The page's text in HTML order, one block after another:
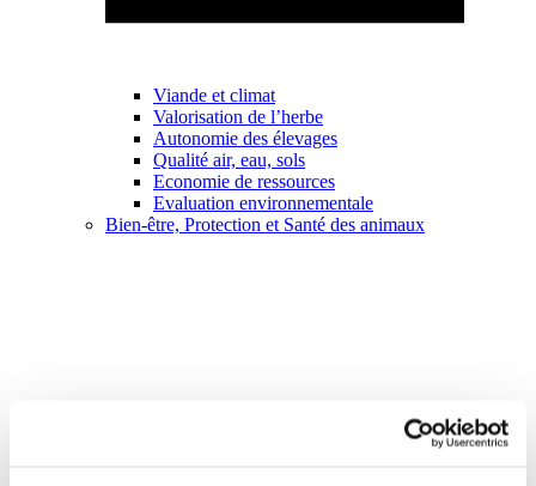
Viande et climat
Valorisation de l’herbe
Autonomie des élevages
Qualité air, eau, sols
Economie de ressources
Evaluation environnementale
Bien-être, Protection et Santé des animaux